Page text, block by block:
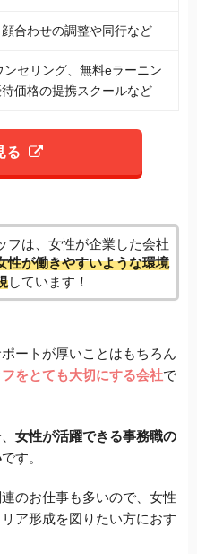
合わせの調整や同行など
ンセリング、無料eラーニン
価格の提携スクールなど
る
フは、女性が企業した会社
性が働きやすいような環境
しています！
ートが厚いことはもちろん
をとても大切にする会社で
女性が活躍できる事務職の
です。
のお仕事も多いので、女性
ア形成を図りたい方におす